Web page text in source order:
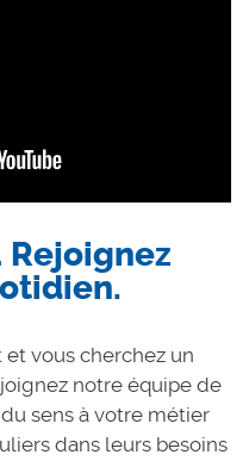
vous cherchez un
notre équipe de
sens à votre métier
dans leurs besoins